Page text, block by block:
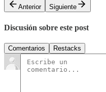
Anterior
Siguiente
Discusión sobre este post
Comentarios Restacks